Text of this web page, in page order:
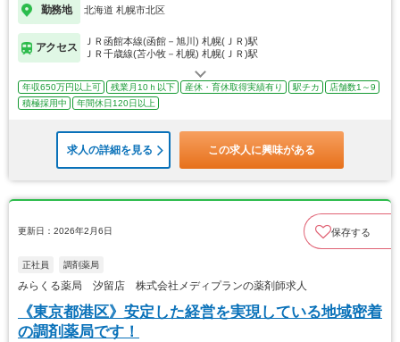
勤務地 北海道 札幌市北区
アクセス
ＪＲ函館本線(函館－旭川) 札幌(ＪＲ)駅
ＪＲ千歳線(苫小牧－札幌) 札幌(ＪＲ)駅
年収650万円以上可 残業月10ｈ以下 産休・育休取得実績有り 駅チカ
店舗数1～9
積極採用中
年間休日120日以上
求人の詳細を見る この求人に興味がある
更新日：2026年2月6日 保存する
正社員 調剤薬局
みらくる薬局 汐留店 株式会社メディプランの薬剤師求人
《東京都港区》安定した経営を実現している地域密着
の調剤薬局です！